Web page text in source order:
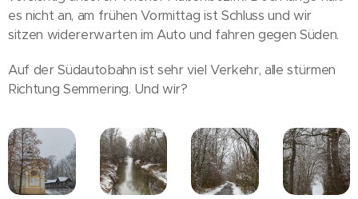
es nicht an, am frühen Vormittag ist Schluss und wir
sitzen widererwarten im Auto und fahren gegen Süden.
Auf der Südautobahn ist sehr viel Verkehr, alle stürmen
Richtung Semmering. Und wir?